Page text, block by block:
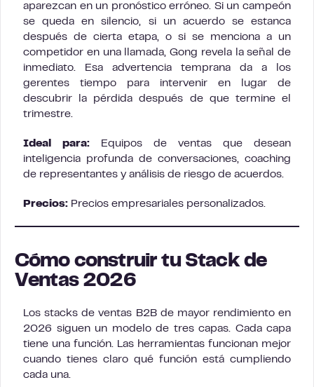
aparezcan en un pronóstico erróneo. Si un campeón
se queda en silencio, si un acuerdo se estanca
después de cierta etapa, o si se menciona a un
competidor en una llamada, Gong revela la señal de
inmediato. Esa advertencia temprana da a los
gerentes tiempo para intervenir en lugar de
descubrir la pérdida después de que termine el
trimestre.
Ideal para: Equipos de ventas que desean
inteligencia profunda de conversaciones, coaching
de representantes y análisis de riesgo de acuerdos.
Precios: Precios empresariales personalizados.
Cómo construir tu Stack de
Ventas 2026
Los stacks de ventas B2B de mayor rendimiento en
2026 siguen un modelo de tres capas. Cada capa
tiene una función. Las herramientas funcionan mejor
cuando tienes claro qué función está cumpliendo
cada una.